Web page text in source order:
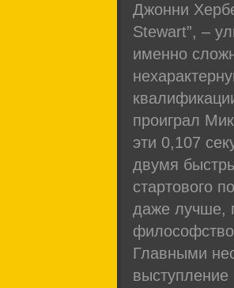
Джонни
Stewart”, –
именно
проиграл
эти 0,107
двумя
стартового
даже лучше,
Главными